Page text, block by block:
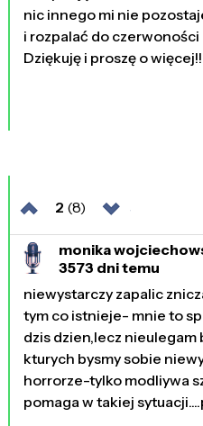
nic innego mi nie
i rozpalać do
Dziękuję i proszę o
2 (8)
monika
3573 dni temu
niewystarczy zapalic
tym co istnieje- mnie to
dzis dzien,lecz nieulegam
kturych bysmy sobie
horrorze-tylko modliywa
pomaga w takiej